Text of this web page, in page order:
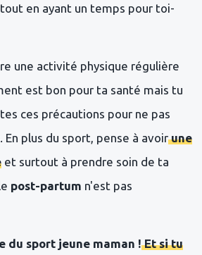
en ayant un temps pour toi-
une activité physique régulière
est bon pour ta santé mais tu
ces précautions pour ne pas
plus du sport, pense à avoir une
et surtout à prendre soin de ta
post-partum n'est pas
du sport jeune maman ! Et si tu